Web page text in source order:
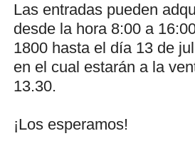
Las entradas pueden
desde la hora 8:00 a
1800 hasta el día 13 de
en el cual estarán a la
13.30.
¡Los esperamos!